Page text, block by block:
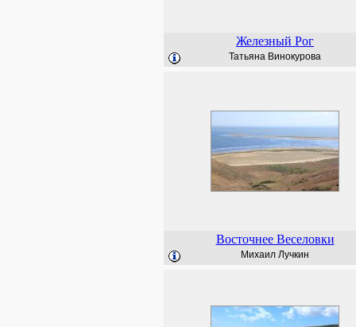
Железный Рог
Татьяна Винокурова
Восточнее Веселовки
Михаил Лучкин